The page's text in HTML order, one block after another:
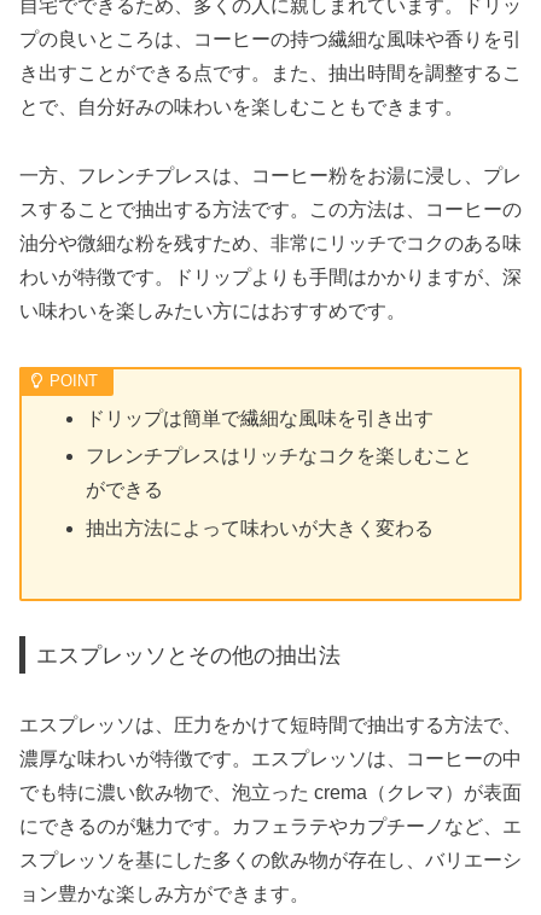
自宅でできるため、多くの人に親しまれています。ドリッ
プの良いところは、コーヒーの持つ繊細な風味や香りを引
き出すことができる点です。また、抽出時間を調整するこ
とで、自分好みの味わいを楽しむこともできます。
一方、フレンチプレスは、コーヒー粉をお湯に浸し、プレ
スすることで抽出する方法です。この方法は、コーヒーの
油分や微細な粉を残すため、非常にリッチでコクのある味
わいが特徴です。ドリップよりも手間はかかりますが、深
い味わいを楽しみたい方にはおすすめです。
ドリップは簡単で繊細な風味を引き出す
フレンチプレスはリッチなコクを楽しむこと
ができる
抽出方法によって味わいが大きく変わる
エスプレッソとその他の抽出法
エスプレッソは、圧力をかけて短時間で抽出する方法で、
濃厚な味わいが特徴です。エスプレッソは、コーヒーの中
でも特に濃い飲み物で、泡立った crema（クレマ）が表面
にできるのが魅力です。カフェラテやカプチーノなど、エ
スプレッソを基にした多くの飲み物が存在し、バリエーシ
ョン豊かな楽しみ方ができます。